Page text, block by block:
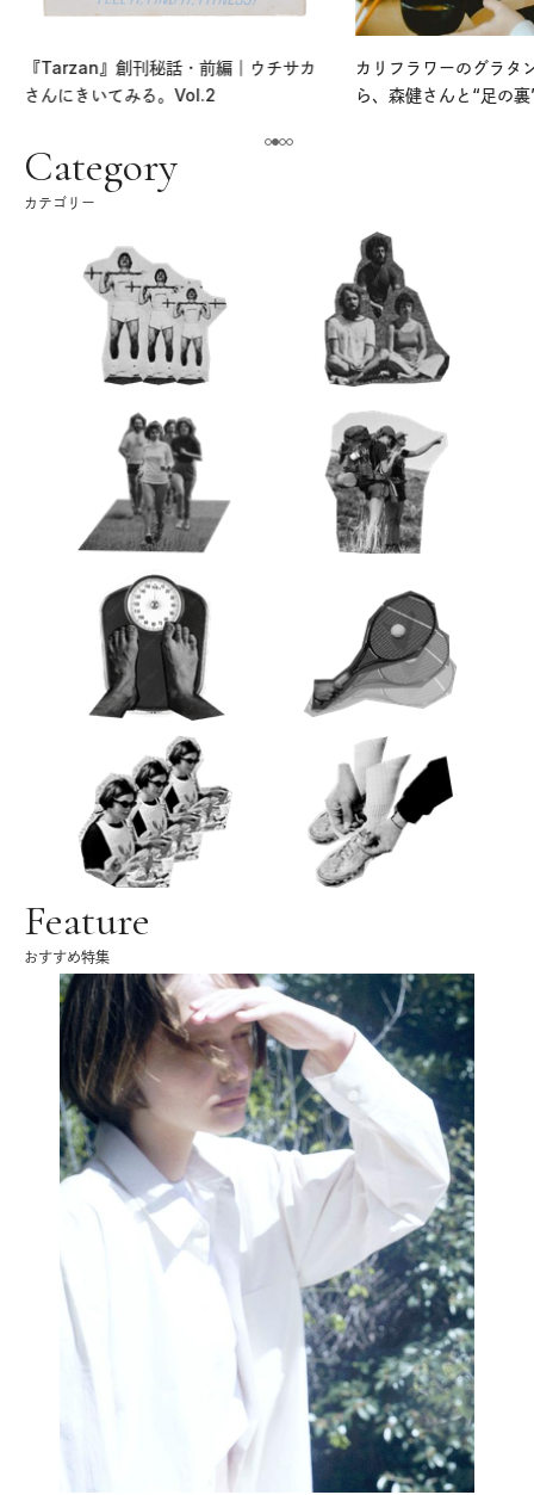
『Tarzan』創刊秘話・前編｜ウチサカ
さんにきいてみる。Vol.2
カリフラワーのグラタ
ら、森健さんと“足の
Category
カテゴリー
Feature
おすすめ特集